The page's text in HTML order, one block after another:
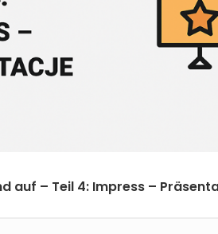
auf – Teil 4: Impress –